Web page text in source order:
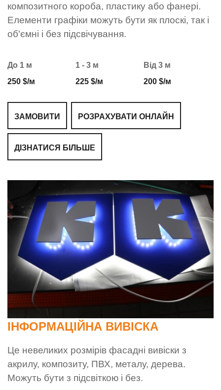
композитного короба, пластику або фанері.
Елементи графіки можуть бути як плоскі, так і
об'ємні і без підсвічування.
До 1 м
250 $/м
1 - 3 м
225 $/м
Від 3 м
200 $/м
ЗАМОВИТИ РОЗРАХУВАТИ ОНЛАЙН
ДІЗНАТИСЯ БІЛЬШЕ
ІНФОРМАЦІЙНА ВИВІСКА
Це невеликих розмірів фасадні вивіски з
акрилу, композиту, ПВХ, металу, дерева.
Можуть бути з підсвіткою і без.